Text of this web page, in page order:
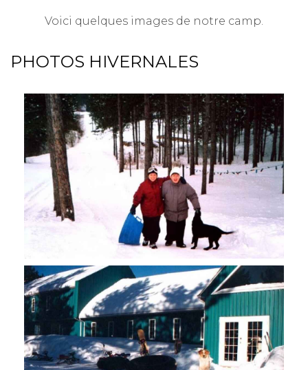
Voici quelques images de notre camp.
PHOTOS HIVERNALES